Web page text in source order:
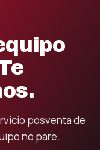
posventa de
no pare.